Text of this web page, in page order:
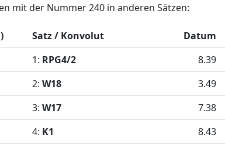
mit der Nummer 240 in anderen Sätzen:
Satz / Konvolut Datum
1: RPG4/2 8.39
2: W18 3.49
3: W17 7.38
4: K1 8.43